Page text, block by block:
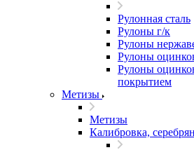
Рулонная сталь
Рулоны г/к
Рулоны
Рулоны
Рулоны
покрытием
Метизы
Метизы
Калибровка,